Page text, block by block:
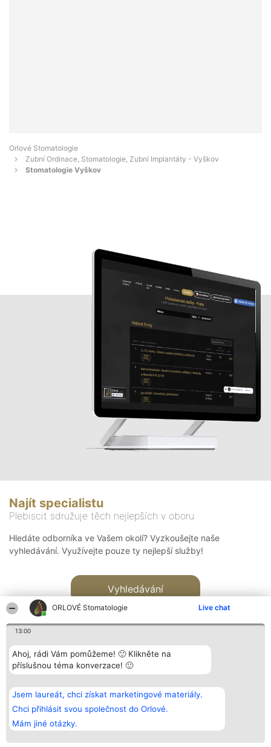
ORLOVÉ Stomatologie Live chat
13:00
Ahoj, rádi Vám pomůžeme! 🙂 Klikněte na
příslušnou téma konverzace! 🙂
Jsem laureát, chci získat marketingové materiály.
Chci přihlásit svou společnost do Orlové.
Mám jiné otázky.
Orlové Stomatologie
Zubní Ordinace, Stomatologie, Zubní Implantáty - Vyškov
Stomatologie Vyškov
Najít specialistu
Plebiscit sdružuje těch nejlepších v oboru
Hledáte odborníka ve Vašem okolí? Vyzkoušejte naše
vyhledávání. Využívejte pouze ty nejlepší služby!
Vyhledávání
Bright Side Solutions sp. z o.
o. sp. k.
ul. Ruska 22
Wrocław 50-079
KRS 0000749100 | Regon
381313360 | NIP 8943132676
Vítězové
Seznam všech
laureátů
Zásady
Zásady
Kontakt